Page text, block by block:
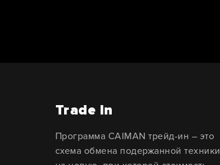
Trade In
Программа CAIMAN трейд-ин – это
схема обмена подержанной техники